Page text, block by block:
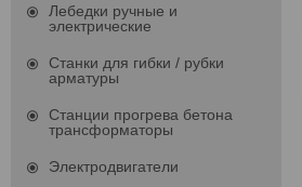
Лебедки ручные и
электрические
Станки для гибки / рубки
арматуры
Станции прогрева бетона
трансформаторы
Электродвигатели